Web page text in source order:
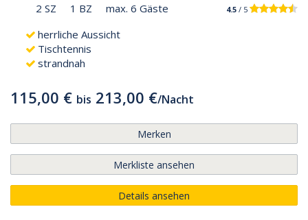
2 SZ 1 BZ max. 6 Gäste 4.5 / 5
herrliche Aussicht
Tischtennis
strandnah
115,00 € bis 213,00 €/Nacht
Merken
Merkliste ansehen
Details ansehen